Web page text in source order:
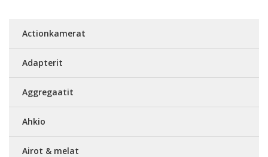
Actionkamerat
Adapterit
Aggregaatit
Ahkio
Airot & melat